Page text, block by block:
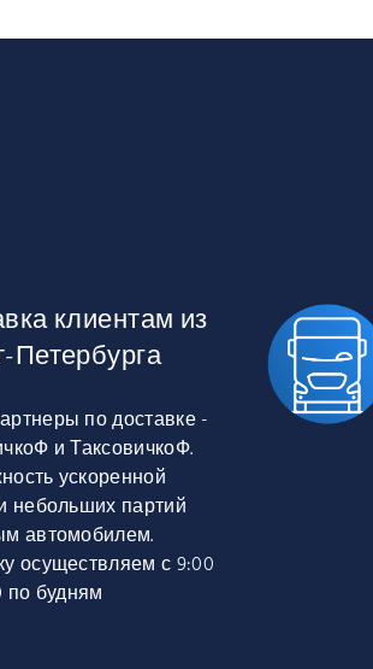
клиентам из
Петербурга
по доставке -
и ТаксовичкоФ.
ускоренной
небольших партий
автомобилем.
осуществляем с 9:00
по будням